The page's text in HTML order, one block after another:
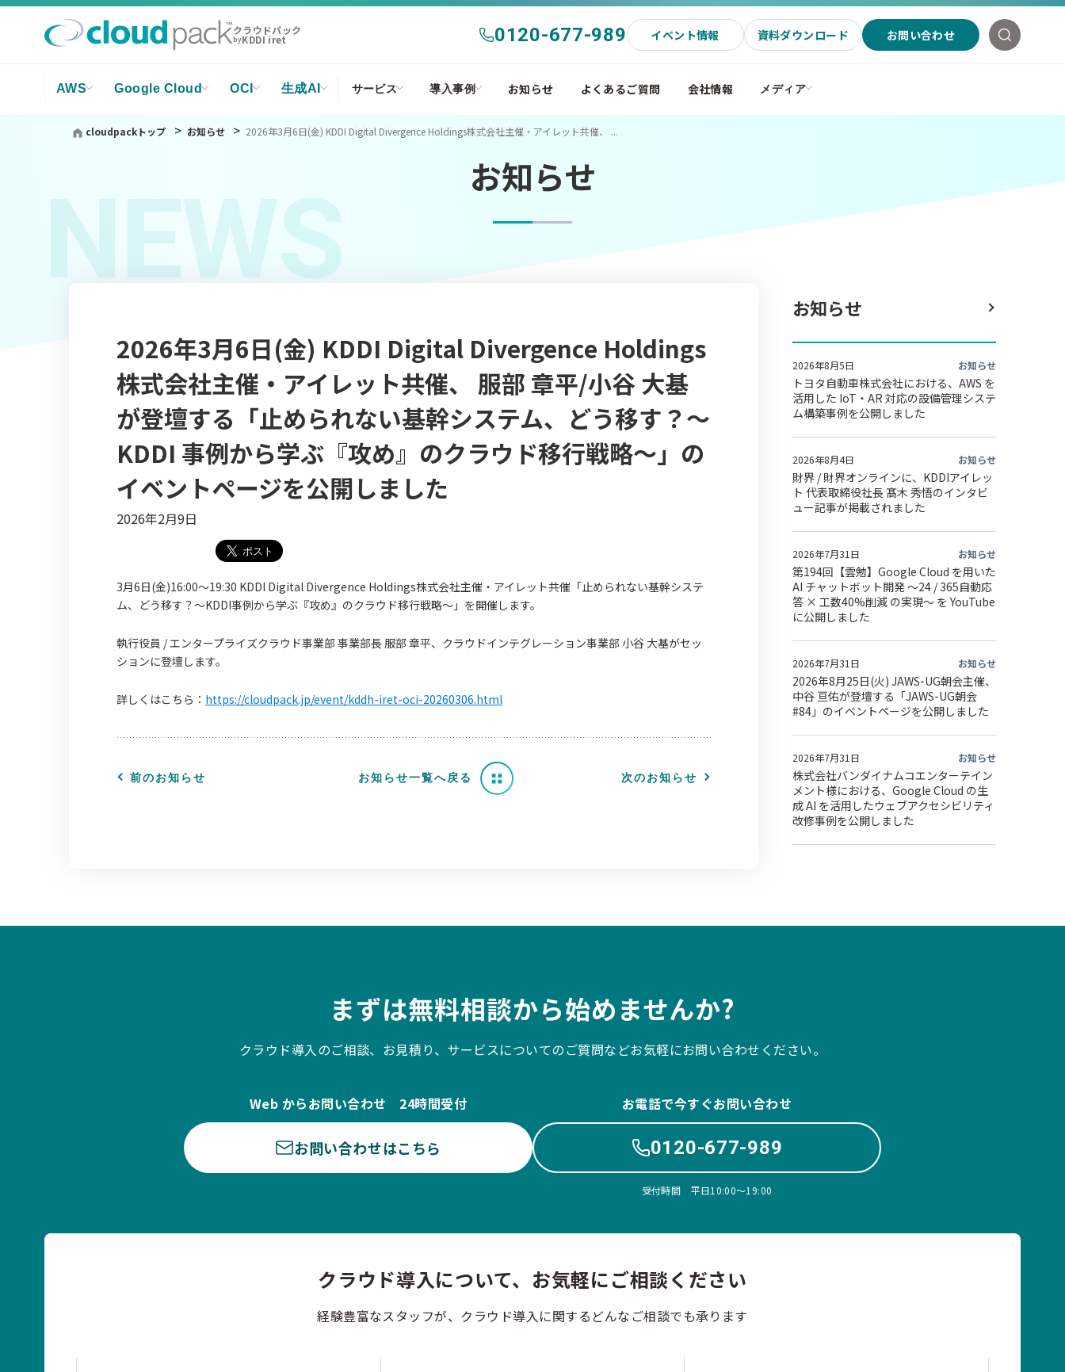
クラウドパック
byKDDI iret 0120-677-989 イベント情報 資料ダウンロード お問い合わせ
AWS Google Cloud OCI 生成AI サービス 導入事例 お知らせ よくあるご質問 会社情報 メディア
cloudpackトップ お知らせ 2026年3月6日(金) KDDI Digital Divergence Holdings株式会社主催・アイレット共催、 ...
お知らせ
NEWS
2026年3月6日(金) KDDI Digital Divergence Holdings
株式会社主催・アイレット共催、 服部 章平/小谷 大基
が登壇する「止められない基幹システム、どう移す？～
KDDI 事例から学ぶ『攻め』のクラウド移行戦略～」の
イベントページを公開しました
2026年2月9日
3月6日(金)16:00〜19:30 KDDI Digital Divergence Holdings株式会社主催・アイレット共催「止められない基幹システ
ム、どう移す？～KDDI事例から学ぶ『攻め』のクラウド移行戦略～」を開催します。
執行役員 / エンタープライズクラウド事業部 事業部長 服部 章平、クラウドインテグレーション事業部 小谷 大基がセッ
ションに登壇します。
詳しくはこちら： https://cloudpack.jp/event/kddh-iret-oci-20260306.html
前のお知らせ お知らせ一覧へ戻る 次のお知らせ
お知らせ
2026年8月5日 お知らせ
トヨタ自動車株式会社における、AWS を
活用した IoT・AR 対応の設備管理システ
ム構築事例を公開しました
2026年8月4日 お知らせ
財界 / 財界オンラインに、KDDIアイレッ
ト 代表取締役社長 髙木 秀悟のインタビ
ュー記事が掲載されました
2026年7月31日 お知らせ
第194回【雲勉】Google Cloud を用いた
AI チャットボット開発 〜24 / 365自動応
答 × 工数40%削減 の実現〜 を YouTube
に公開しました
2026年7月31日 お知らせ
2026年8月25日(火) JAWS-UG朝会主催、
中谷 亘佑が登壇する「JAWS-UG朝会
#84」のイベントページを公開しました
2026年7月31日 お知らせ
株式会社バンダイナムコエンターテイン
メント様における、Google Cloud の生
成 AI を活用したウェブアクセシビリティ
改修事例を公開しました
まずは無料相談から始めませんか?
クラウド導入のご相談、お見積り、サービスについてのご質問などお気軽にお問い合わせください。
Web からお問い合わせ 24時間受付
お問い合わせはこちら
お電話で今すぐお問い合わせ
0120-677-989
受付時間 平日10:00〜19:00
クラウド導入について、お気軽にご相談ください
経験豊富なスタッフが、クラウド導入に関するどんなご相談でも承ります